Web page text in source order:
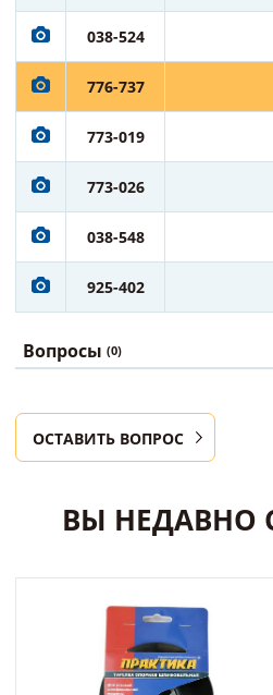
038-524
776-737
773-019
773-026
038-548
925-402
Вопросы (0)
ОСТАВИТЬ ВОПРОС
ВЫ НЕДАВНО